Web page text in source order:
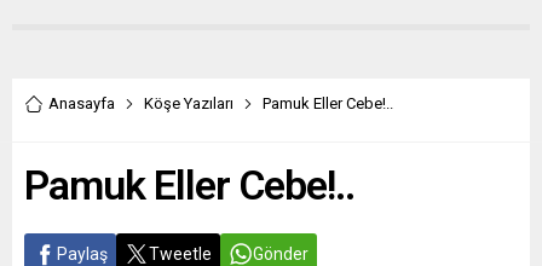
Anasayfa Köşe Yazıları Pamuk Eller Cebe!..
Pamuk Eller Cebe!..
Paylaş Tweetle Gönder